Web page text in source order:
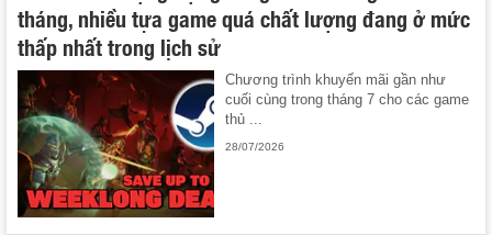
tháng, nhiều tựa game quá chất lượng đang ở mức
thấp nhất trong lịch sử
Chương trình khuyến mãi gần như
cuối cùng trong tháng 7 cho các game
thủ ...
28/07/2026